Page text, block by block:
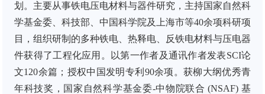
划。主要从事铁电压电材料与器件研究，主持国家自然科
学基金委、科技部、中国科学院及上海市等40余项科研项
目，组织研制的多种铁电、热释电、反铁电材料与压电器
件获得了工程化应用。以第一作者及通讯作者发表SCI论
文120余篇；授权中国发明专利90余项。获柳大纲优秀青
年科技奖，国家自然科学基金委-中物院联合 (NSAF) 基